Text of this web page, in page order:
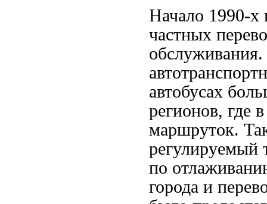
Начало 1990-х
частных
автобусах
регионов, где
маршруток.
регулируемый
по
города и